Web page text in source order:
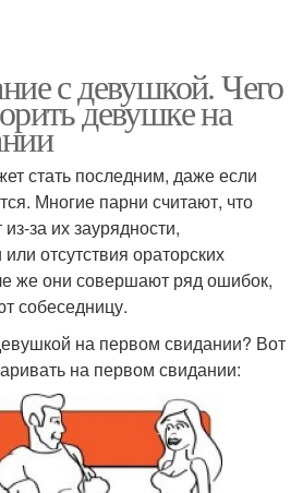
с девушкой. Чего
девушке на
стать последним, даже если
Многие парни считают, что
за их заурядности,
отсутствия ораторских
же они совершают ряд ошибок,
собеседницу.
на первом свидании? Вот
на первом свидании: